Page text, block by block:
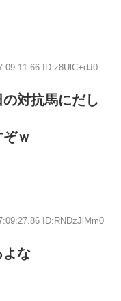
ID:z8UlC+dJ0
対抗馬にだし
ｗ
ID:RNDzJlMm0
よな